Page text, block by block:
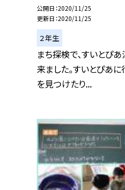
公開日 2020/11/25
更新日 2020/11/25
２年生
まち探検で、すいとぴ
来ました。すいとぴあ
を見つけたり...